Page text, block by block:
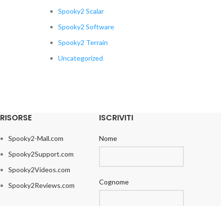
Spooky2 Scalar
Spooky2 Software
Spooky2 Terrain
Uncategorized
RISORSE
Spooky2-Mall.com
Spooky2Support.com
Spooky2Videos.com
Spooky2Reviews.com
ISCRIVITI
Nome
Cognome